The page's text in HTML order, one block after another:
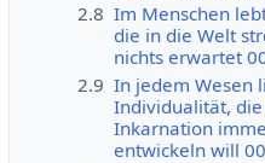
2.8 Im Menschen
die in die Welt
nichts erwartet
2.9 In jedem Wesen
Individualität,
Inkarnation
entwickeln will